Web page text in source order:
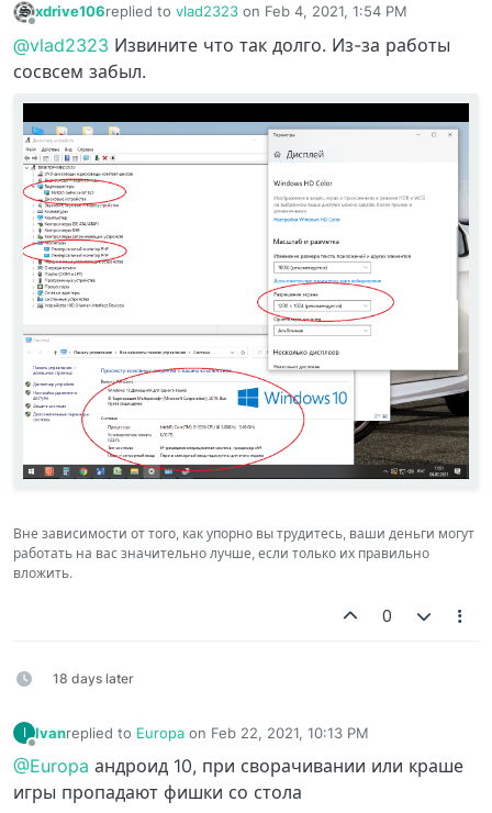
xdrive106replied to vlad2323 on Feb 4, 2021, 1:54 PM
last edited by
@vlad2323 Извините что так долго. Из-за работы
сосвсем забыл.
Вне зависимости от того, как упорно вы трудитесь, ваши деньги могут
работать на вас значительно лучше, если только их правильно
вложить.
0
18 days later
I Ivanreplied to Europa on Feb 22, 2021, 10:13 PM
last edited by
@Europa андроид 10, при сворачивании или краше
игры пропадают фишки со стола